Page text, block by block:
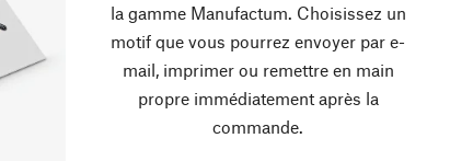
la gamme Manufactum. Choisissez un
motif que vous pourrez envoyer par e-
mail, imprimer ou remettre en main
propre immédiatement après la
commande.